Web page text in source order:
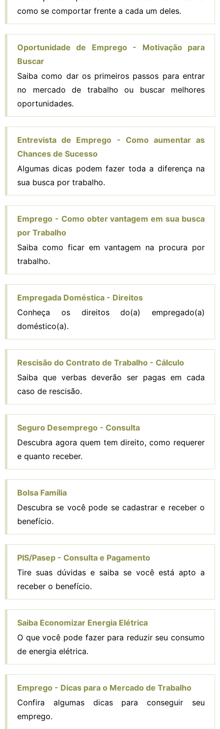
como se comportar frente a cada um deles.
Oportunidade de Emprego - Motivação para
Buscar
Saiba como dar os primeiros passos para entrar
no mercado de trabalho ou buscar melhores
oportunidades.
Entrevista de Emprego - Como aumentar as
Chances de Sucesso
Algumas dicas podem fazer toda a diferença na
sua busca por trabalho.
Emprego - Como obter vantagem em sua busca
por Trabalho
Saiba como ficar em vantagem na procura por
trabalho.
Empregada Doméstica - Direitos
Conheça os direitos do(a) empregado(a)
doméstico(a).
Rescisão do Contrato de Trabalho - Cálculo
Saiba que verbas deverão ser pagas em cada
caso de rescisão.
Seguro Desemprego - Consulta
Descubra agora quem tem direito, como requerer
e quanto receber.
Bolsa Família
Descubra se você pode se cadastrar e receber o
benefício.
PIS/Pasep - Consulta e Pagamento
Tire suas dúvidas e saiba se você está apto a
receber o benefício.
Saiba Economizar Energia Elétrica
O que você pode fazer para reduzir seu consumo
de energia elétrica.
Emprego - Dicas para o Mercado de Trabalho
Confira algumas dicas para conseguir seu
emprego.